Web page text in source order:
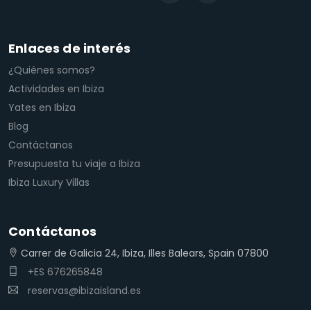
Enlaces de interés
¿Quiénes somos?
Actividades en Ibiza
Yates en Ibiza
Blog
Contáctanos
Presupuesta tu viaje a Ibiza
Ibiza Luxury Villas
Contáctanos
Carrer de Galicia 24, Ibiza, Illes Balears, Spain 07800
+ES 676265848
reservas@ibizaisland.es